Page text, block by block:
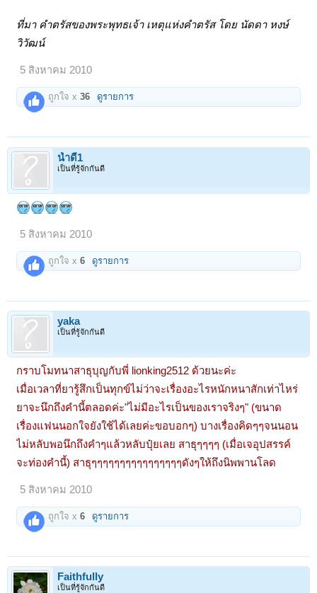
ที่มา คำตรัสของพระพุทธเจ้า เหตุแห่งคำตรัส โดย นัดดา หงษ์
วิวัฒน์
5 สิงหาคม 2010
ถูกใจ x36 ดูรายการ
น้ำดี1
เป็นที่รู้จักกันดี
5 สิงหาคม 2010
ถูกใจ x6 ดูรายการ
yaka
เป็นที่รู้จักกันดี
กราบโมทนาสาธุบุญกับพี่ lionking2512 ด้วยนะค่ะ
เมื่อเวลาที่ยารู้สึกเป็นทุกข์ไม่ว่าจะเรื่องอะไรหนักหนาสักเท่าไหร่
ยาจะนึกถึงคำนี้ตลอดค่ะ"ไม่มีอะไรเป็นของเราจริงๆ" (ขนาด
เรื่องแฟนนอกใจยังใช้ได้เลยค่ะขอบอกๆ) บางเรื่องคิดๆๆจนนอน
ไม่หลับพอนึกถึงคำๆแล้วหลับปุ๋ยเลย สาธุๆๆๆๆ (เมื่อเจอุปสรรค์
จะท่องคำนี้) สาธุๆๆๆๆๆๆๆๆๆๆๆๆๆๆๆๆดังๆให้ถึงนิพพานโลด
5 สิงหาคม 2010
ถูกใจ x6 ดูรายการ
Faithfully
เป็นที่รู้จักกันดี